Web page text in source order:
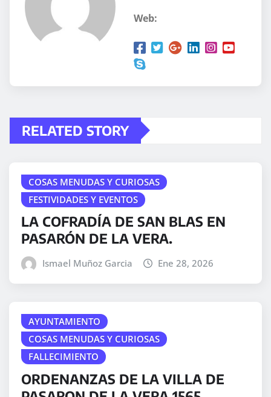
Web:
RELATED STORY
COSAS MENUDAS Y CURIOSAS
FESTIVIDADES Y EVENTOS
LA COFRADÍA DE SAN BLAS EN
PASARÓN DE LA VERA.
Ismael Muñoz Garcia Ene 28, 2026
AYUNTAMIENTO
COSAS MENUDAS Y CURIOSAS
FALLECIMIENTO
ORDENANZAS DE LA VILLA DE